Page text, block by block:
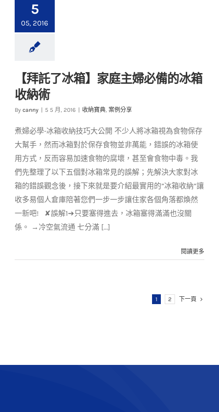
5
05, 2016
【拜託了冰箱】家庭
術
【拜託了冰箱】家庭主婦必備的冰箱
收納術
By canny 5 5 月, 2016 收納寶典, 案例分享
煮婦必學-冰箱收納技巧大公開 不少人將冰箱視為食物保存
大幫手，然而冰箱對於保存食物並非萬能，錯誤的冰箱使
用方式，反而容易加速食物的腐壞，甚至會食物中毒。我
們先整理了以下五個對冰箱常見的誤解；先解決大家對冰
箱的錯誤觀念後，接下來就是要介紹最實用的”冰箱收納”讓
收多易個人倉庫陪著您們一步一步讓住家各個角落都煥然
一新吧! ✘誤解1➔只要塞得進去，冰箱塞得滿滿也沒關
係。 →冷空氣流通 七分滿 [...]
閱讀更多
1 2 下一頁